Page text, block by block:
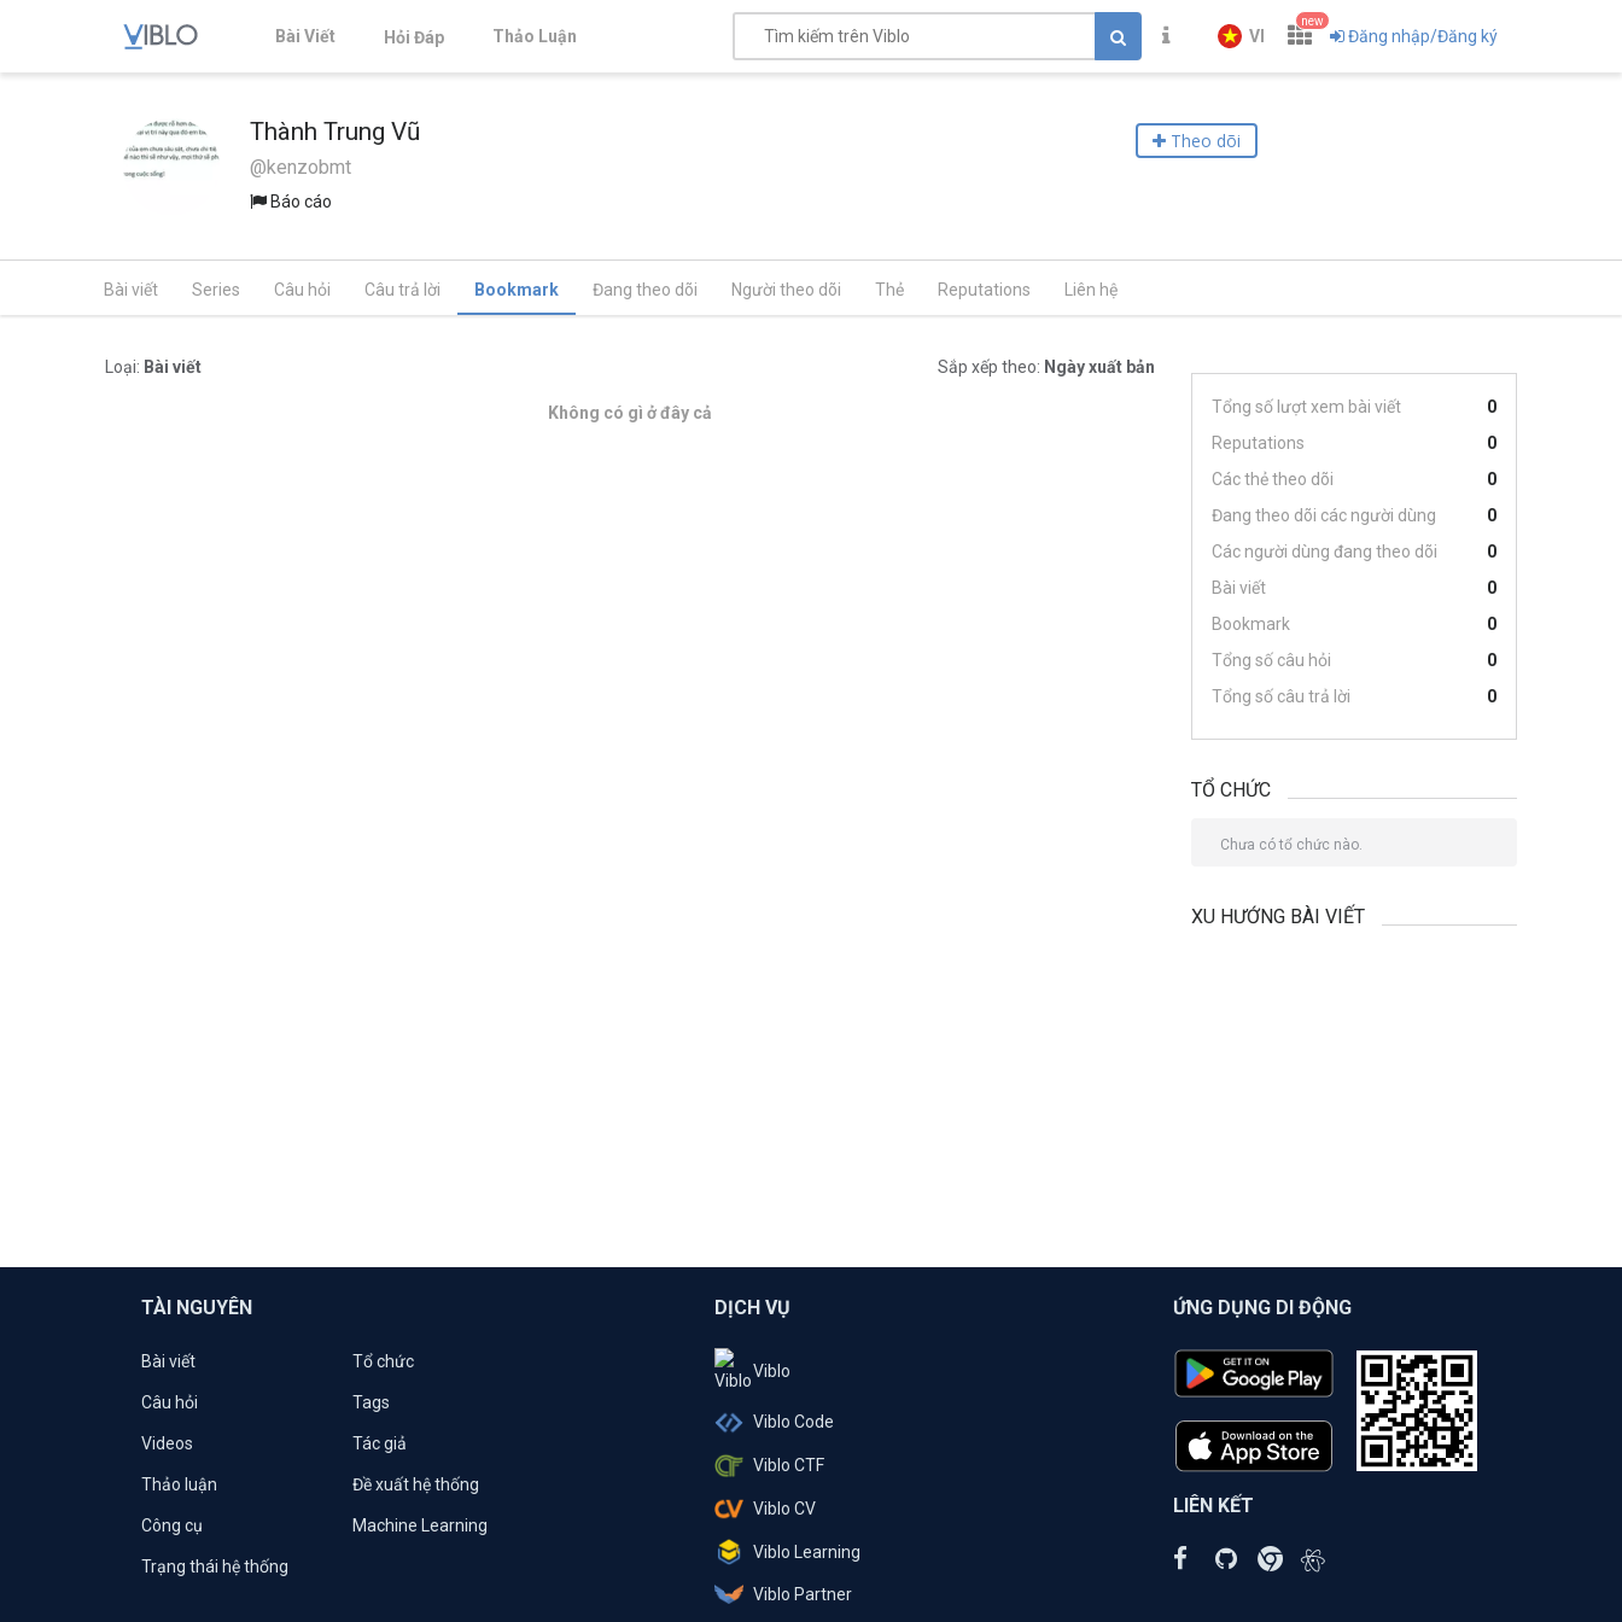
Bài Viết Hỏi Đáp Thảo Luận VI
new
Đăng nhập/Đăng ký
Thành Trung Vũ
@kenzobmt
Báo cáo
Theo dõi
Bài viết Series Câu hỏi Câu trả lời Bookmark Đang theo dõi Người theo dõi Thẻ Reputations Liên hệ
Loại: Bài viết Sắp xếp theo: Ngày xuất bản
Không có gì ở đây cả Tổng số lượt xem bài viết
0
Reputations
0
Các thẻ theo dõi
0
Đang theo dõi các người dùng
0
Các người dùng đang theo dõi
0
Bài viết
0
Bookmark
0
Tổng số câu hỏi
0
Tổng số câu trả lời
0
TỔ CHỨC
Chưa có tổ chức nào.
XU HƯỚNG BÀI VIẾT
TÀI NGUYÊN
Bài viết Tổ chức
Câu hỏi Tags
Videos Tác giả
Thảo luận Đề xuất hệ thống
Công cụ Machine Learning
Trạng thái hệ thống
DỊCH VỤ
Viblo
Viblo Code
Viblo CTF
Viblo CV
Viblo Learning
Viblo Partner
ỨNG DỤNG DI ĐỘNG
LIÊN KẾT